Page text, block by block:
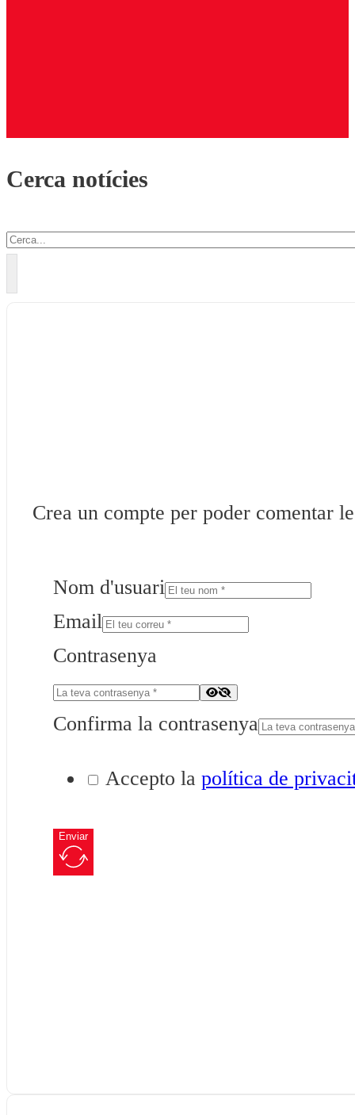
Cerca notícies
Cercar
Crea un compte per poder comentar
Nom d'usuari
Email
Contrasenya
Confirma la contrasenya
Accepto la política de
Enviar